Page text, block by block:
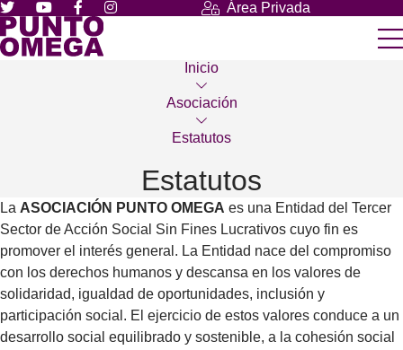
Área Privada
Inicio
Asociación
Estatutos
Estatutos
La ASOCIACIÓN PUNTO OMEGA es una Entidad del Tercer
Sector de Acción Social Sin Fines Lucrativos cuyo fin es
promover el interés genera l. La Entidad nace del compromiso
con los derechos humanos y descansa en los valores de
solidaridad, igualdad de oportunidades, inclusión y
participación social. El ejercicio de estos valores conduce a un
desarrollo social equilibrado y sostenible, a la cohesión social